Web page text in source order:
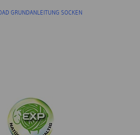
GRUNDANLEITUNG SOCKEN